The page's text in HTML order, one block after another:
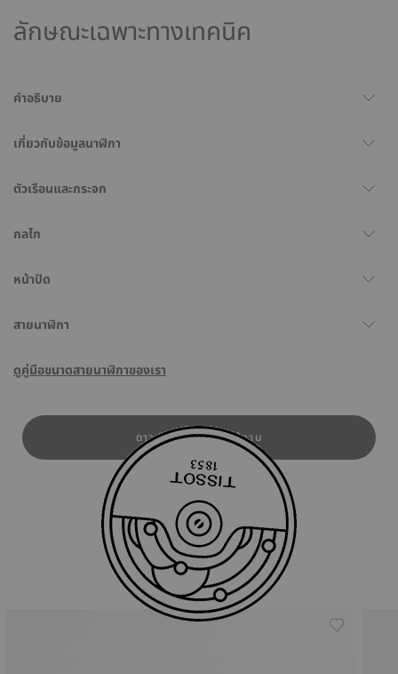
ลักษณะเฉพาะทางเทคนิค
คำอธิบาย
เกี่ยวกับข้อมูลนาฬิกา
ตัวเรือนและกระจก
กลไก
หน้าปัด
สายนาฬิกา
ดูคู่มือขนาดสายนาฬิกาของเรา
ดาวน์โหลดคู่มือการใช้งาน
สินค้าที่คล้ายกัน